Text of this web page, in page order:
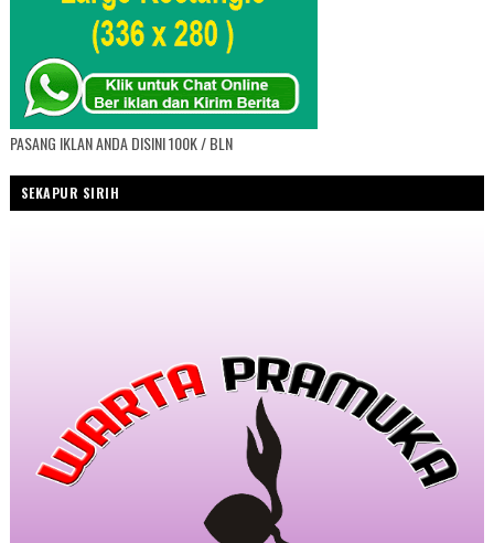
PASANG IKLAN ANDA DISINI 100K / BLN
SEKAPUR SIRIH